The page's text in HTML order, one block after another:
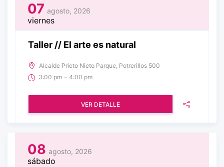
07 agosto, 2026
viernes
Taller // El arte es natural
Alcalde Prieto Nieto Parque, Potrerillos 500
3:00 pm - 4:00 pm
VER DETALLE
08 agosto, 2026
sábado